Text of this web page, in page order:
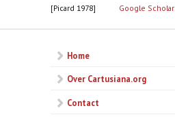
[Picard 1978] Google Scholar
Home
Over Cartusiana.org
Contact